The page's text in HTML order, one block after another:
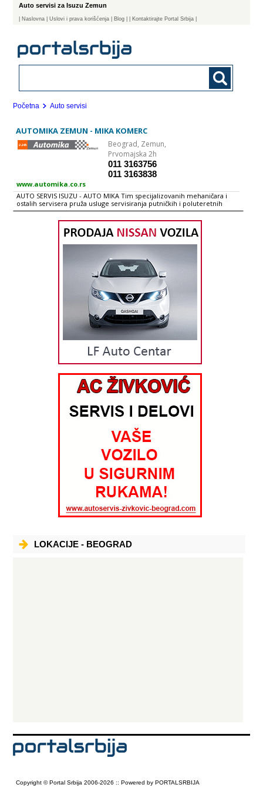
Auto servisi za Isuzu Zemun
Naslovna | Uslovi i prava korišćenja Blog | Kontaktirajte Portal Srbija |
Početna Auto servisi
AUTOMIKA ZEMUN - MIKA KOMERC
Beograd, Zemun,
Prvomajska 2h
011 3163756
011 3163838
www.automika.co.rs
AUTO SERVIS ISUZU - AUTO MIKA Tim specijalizovanih mehaničara i
ostalih servisera pruža usluge servisiranja putničkih i poluteretnih
ISUZU vozila u naša dva servisna centra. U okviru auto servisa za ISUZU
vozila možete obaviti automehaničarske i autoelektričarske usluge uz
nabavku delova u našoj prodavnici uz garanciju.
LOKACIJE - BEOGRAD
Copyright © Portal Srbija 2006-2026 :: Powered by PORTALSRBIJA